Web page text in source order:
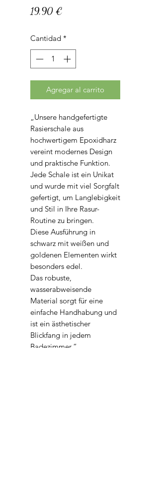
19,90 €
Cantidad *
Agregar al carrito
„Unsere handgefertigte
Rasierschale aus
hochwertigem Epoxidharz
vereint modernes Design
und praktische Funktion.
Jede Schale ist ein Unikat
und wurde mit viel Sorgfalt
gefertigt, um Langlebigkeit
und Stil in Ihre Rasur-
Routine zu bringen.
Diese Ausführung in
schwarz mit weißen und
goldenen Elementen wirkt
besonders edel.
Das robuste,
wasserabweisende
Material sorgt für eine
einfache Handhabung und
ist ein ästhetischer
Blickfang in jedem
Badezimmer.“